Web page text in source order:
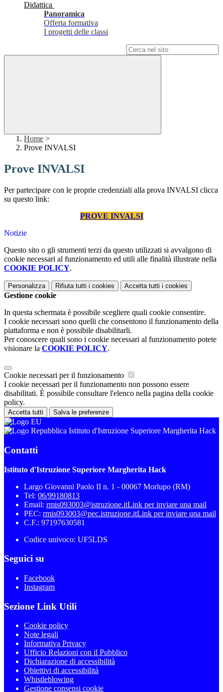
Didattica
Panoramica
Offerta formativa
I progetti delle classi
Home >
Prove INVALSI
Prove INVALSI
Per partecipare con le proprie credenziali alla prova INVALSI clicca
su questo link:
PROVE INVALSI
Notizie
Questo sito o gli strumenti terzi da questo utilizzati si avvalgono di
cookie necessari al funzionamento ed utili alle finalità illustrate nella
COOKIE POLICY.
Personalizza Rifiuta tutti i cookies Accetta tutti i cookies
Gestione cookie
In questa schermata è possibile scegliere quali cookie consentire.
I cookie necessari sono quelli che consentono il funzionamento della
piattaforma e non è possibile disabilitarli.
Per conoscere quali sono i cookie necessari al funzionamento potete
visionare la COOKIE POLICY.
Cookie necessari per il funzionamento
I cookie necessari per il funzionamento non possono essere
disabilitati. È possibile consultare l'elenco nella pagina della cookie
policy.
Accetta tutti Salva le preferenze
Istituto d'Istruzione Superiore Margherita Hack
Contatti
Istituto d'Istruzione Superiore Margherita Hack
Largo Giovanni Paolo II n. 1 - 00067 Morlupo (RM)
Tel: 06/99180813
Email: rmis093003@istruzione.itLink per inviare una mail
PEC: rmis093003@pec.istruzione.itLink per inviare una mail
C.F.: 97197630581
Codice univoco: UF5LDS
Seguici su
Facebook
Instagram
Sezione Link Utili
Cookie policy
Note legali
Informativa Privacy
Ufficio Relazioni con il Pubblico
Dichiarazione di accessibilità
Obiettivi di accessibilità
Whistleblowing
Gestione consensi cookie